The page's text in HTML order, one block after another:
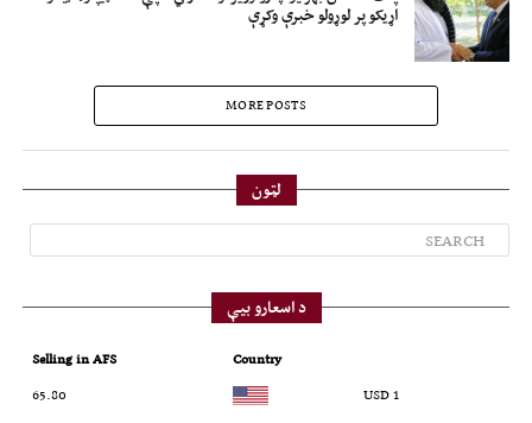
اړیکو پر لوړولو خبرې وکړې
MORE POSTS
لټون
د اسعارو بیې
Country
Selling in AFS
1 USD
65.80